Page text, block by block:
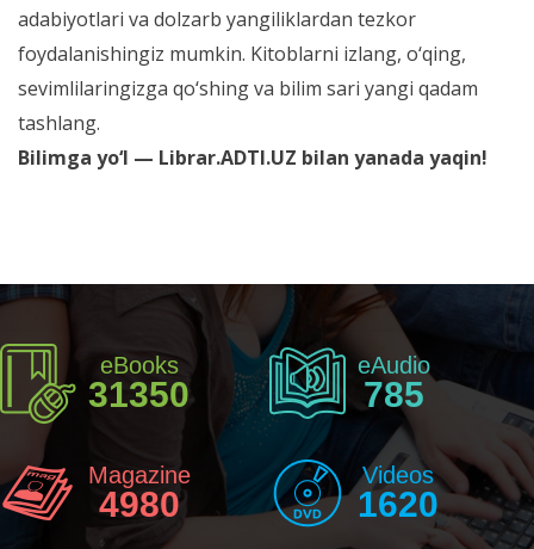
adabiyotlari va dolzarb yangiliklardan tezkor
foydalanishingiz mumkin. Kitoblarni izlang, o‘qing,
sevimlilaringizga qo‘shing va bilim sari yangi qadam
tashlang.
Bilimga yo‘l — Librar.ADTI.UZ bilan yanada yaqin!
eBooks
31350
eAudio
785
Magazine
4980
Videos
1620